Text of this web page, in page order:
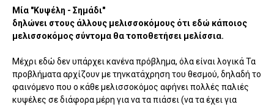
Μία "Κυψέλη - Σημάδι"
δηλώνει στους άλλους μελισσοκόμους ότι εδώ κάποιος
μελισσοκόμος σύντομα θα τοποθετήσει μελίσσια.
Μέχρι εδώ δεν υπάρχει κανένα πρόβλημα, όλα είναι λογικά Τα
προβλήματα αρχίζουν με τηνκατάχρηση του θεσμού, δηλαδή το
φαινόμενο που ο κάθε μελισσοκόμος αφήνει πολλές παλιές
κυψέλες σε διάφορα μέρη για να τα πιάσει (να τα έχει για